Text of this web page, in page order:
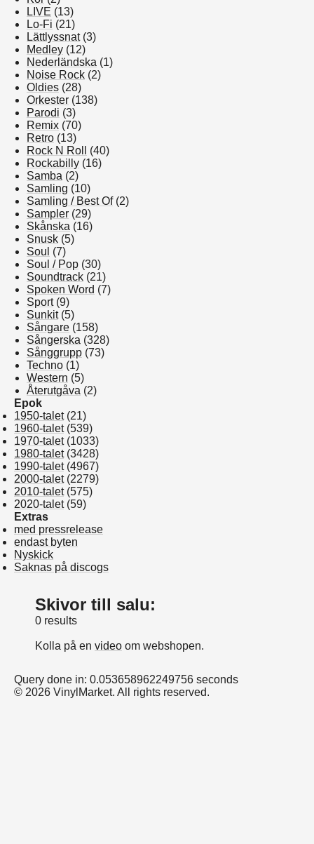
LIVE (13)
Lo-Fi (21)
Lättlyssnat(3)
Medley (12)
Nederländska (1)
Noise Rock (2)
Oldies (28)
Orkester (138)
Parodi (3)
Remix (70)
Retro (13)
Rock N Roll
(40)
Rockabilly (16)
Samba (2)
Samling (10)
Samling / Best Of(2)
Sampler (29)
Skånska (16)
Snusk (5)
Soul (7)
Soul / Pop (30)
Soundtrack (21)
Spoken Word (7)
Sport(9)
Sunkit(5)
Sångare (158)
Sångerska (328)
Sånggrupp (73)
Techno (1)
Western (5)
Återutgåva (2)
Epok
1950-talet(21)
1960-talet(539)
1970-talet(1033)
1980-talet(3428)
1990-talet(4967)
2000-talet(2279)
2010-talet(575)
2020-talet(59)
Extras
med pressrelease
endast byten
Nyskick
Saknas på discogs
Skivor till salu:
0 results
Kolla på en video om webshopen.
Query done in: 0.053658962249756 seconds
© 2026 VinylMarket. All rights reserved.